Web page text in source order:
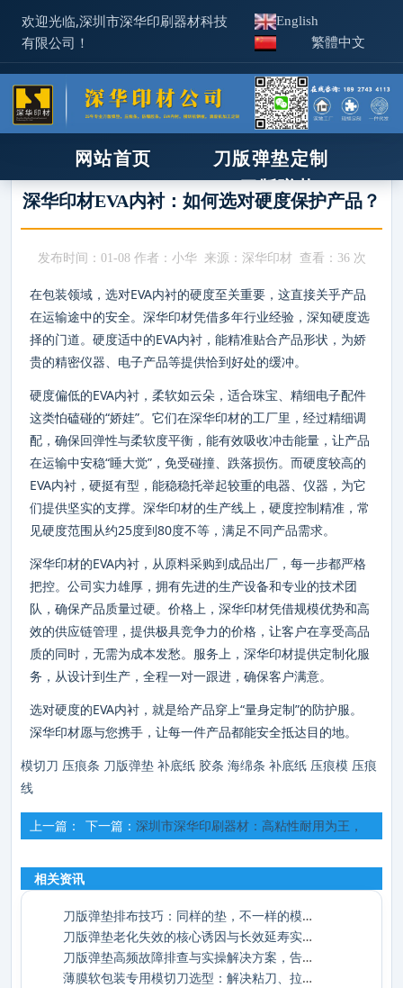
欢迎光临,深圳市深华印刷器材科技
有限公司！
English
繁體中文
网站首页
刀版弹垫定制
XPE/IXPE
刀版弹垫
压痕线
新闻资讯
机器工具
联系我们
印后器材
ixpe防静电棉
模切刀
招商合作
锯床/木样机
企业见证
热门关键词： 刀版弹垫 补底纸 压痕线 胶
胶条 钢孔 锯条 橡皮布 印刷板材 化学品
首页>新闻资讯>新闻咨讯
深华印材EVA内衬：如何选对硬度保护产品？
发布时间：01-08 作者：小华 来源：深华印材 查看： 36 次
在包装领域，选对EVA内衬的硬度至关重要，这直接关乎产品
在运输途中的安全。深华印材凭借多年行业经验，深知硬度选
择的门道。硬度适中的EVA内衬，能精准贴合产品形状，为娇
贵的精密仪器、电子产品等提供恰到好处的缓冲。
硬度偏低的EVA内衬，柔软如云朵，适合珠宝、精细电子配件
这类怕磕碰的“娇娃”。它们在深华印材的工厂里，经过精细调
配，确保回弹性与柔软度平衡，能有效吸收冲击能量，让产品
在运输中安稳“睡大觉”，免受碰撞、跌落损伤。而硬度较高的
EVA内衬，硬挺有型，能稳稳托举起较重的电器、仪器，为它
们提供坚实的支撑。深华印材的生产线上，硬度控制精准，常
见硬度范围从约25度到80度不等，满足不同产品需求。
深华印材的EVA内衬，从原料采购到成品出厂，每一步都严格
把控。公司实力雄厚，拥有先进的生产设备和专业的技术团
队，确保产品质量过硬。价格上，深华印材凭借规模优势和高
效的供应链管理，提供极具竞争力的价格，让客户在享受高品
质的同时，无需为成本发愁。服务上，深华印材提供定制化服
务，从设计到生产，全程一对一跟进，确保客户满意。
选对硬度的EVA内衬，就是给产品穿上“量身定制”的防护服。
深华印材愿与您携手，让每一件产品都能安全抵达目的地。
模切刀 压痕条 刀版弹垫 补底纸 胶条 海绵条 补底纸 压痕模 压痕
线
下一篇： 深圳市深华印刷器材：高粘性耐用为王，
上一篇：
相关资讯
刀版弹垫排布技巧：同样的垫，不一样的模切
刀版弹垫老化失效的核心诱因与长效延寿实操
刀版弹垫高频故障排查与实操解决方案，告别
薄膜软包装专用模切刀选型：解决粘刀、拉丝